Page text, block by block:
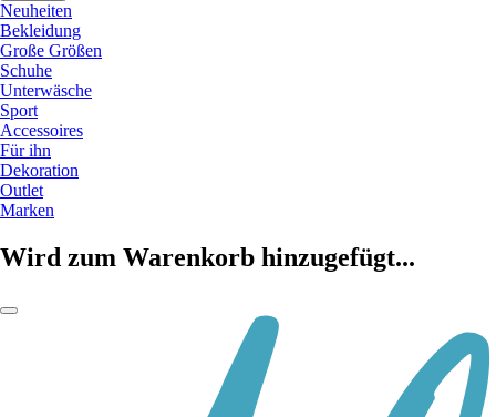
Neuheiten
Bekleidung
Große Größen
Schuhe
Unterwäsche
Sport
Accessoires
Für ihn
Dekoration
Outlet
Marken
Wird zum Warenkorb hinzugefügt...